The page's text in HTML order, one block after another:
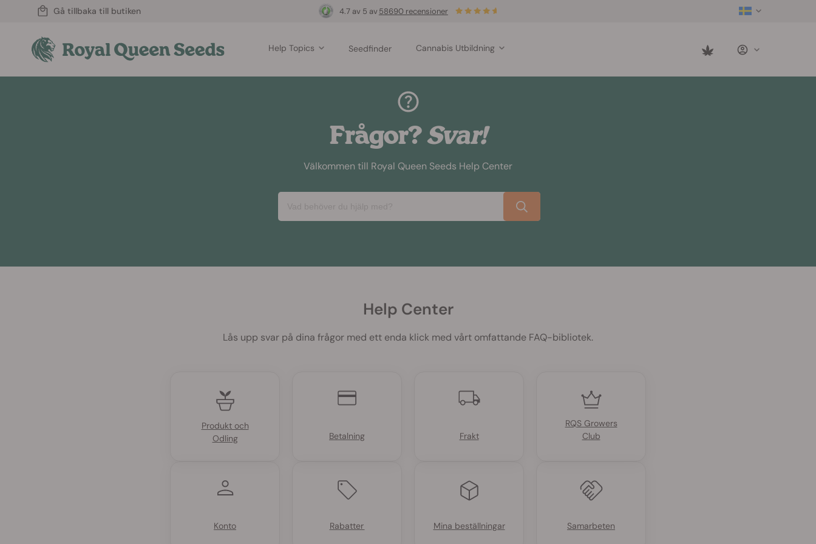
Gå tillbaka till butiken 4.7 av 5 av 58690 recensioner
Help Topics Seedfinder Cannabis Utbildning
Frågor? Svar!
Välkommen till Royal Queen Seeds Help Center
Help Center
Lås upp svar på dina frågor med ett enda klick med vårt omfattande FAQ-bibliotek.
Produkt och
Odling
Betalning Frakt
RQS Growers
Club
Konto Rabatter Mina beställningar Samarbeten